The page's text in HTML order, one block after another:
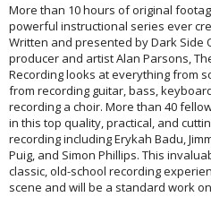
More than 10 hours of original
powerful instructional series ever
Written and presented by Dark Side
producer and artist Alan Parsons,
Recording looks at everything from
from recording guitar, bass,
recording a choir. More than 40
in this top quality, practical, and
recording including Erykah Badu,
Puig, and Simon Phillips. This
classic, old-school recording
scene and will be a standard work